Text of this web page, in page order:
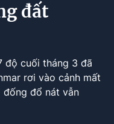
đất
độ cuối tháng 3 đã
rơi vào cảnh mất
đống đổ nát vẫn